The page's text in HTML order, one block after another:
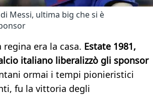
Messi, ultima big che si è
era la casa. Estate 1981,
italiano liberalizzò gli sponsor
ormai i tempi pionieristici
fu la vittoria degli